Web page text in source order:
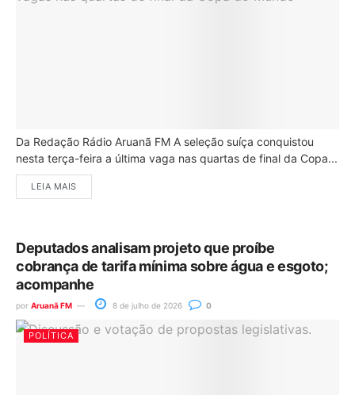
Da Redação Rádio Aruanã FM A seleção suíça conquistou
nesta terça-feira a última vaga nas quartas de final da Copa...
LEIA MAIS
Deputados analisam projeto que proíbe
cobrança de tarifa mínima sobre água e esgoto;
acompanhe
por Aruanã FM 8 de julho de 2026 0
POLÍTICA